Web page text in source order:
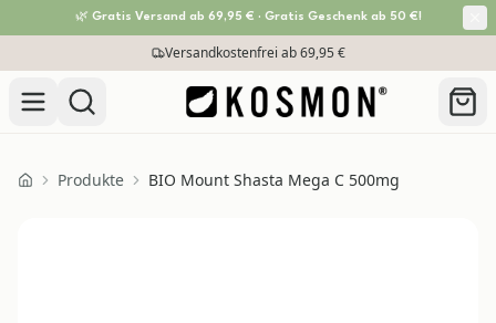
🌿 Gratis Versand ab 69,95 € · Gratis Geschenk ab 50 €!
Zum Inhalt springenVersandkostenfrei ab 69,95 €
HomeProdukte BIO Mount Shasta Mega C 500mg